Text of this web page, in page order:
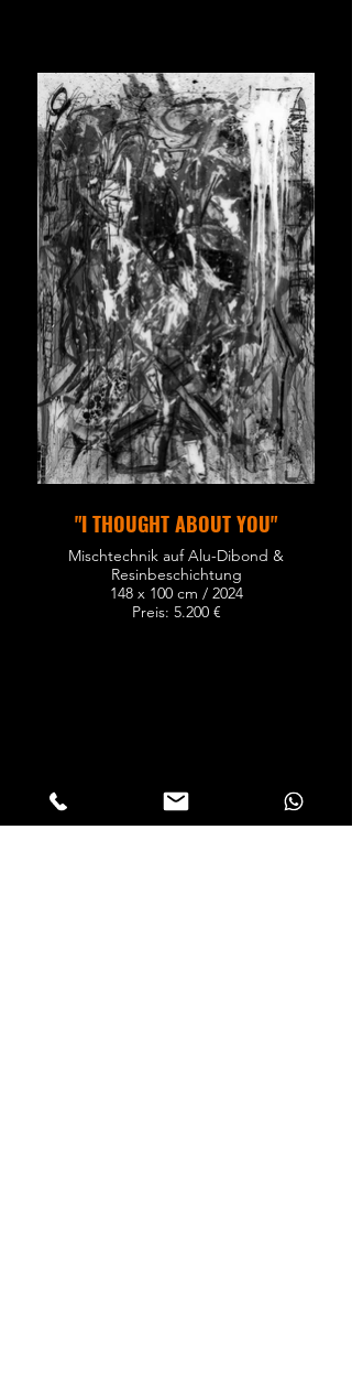
"I THOUGHT ABOUT YOU"
Mischtechnik auf Alu-Dibond &
Resinbeschichtung
148 x 100 cm / 2024
Preis: 5.200 €